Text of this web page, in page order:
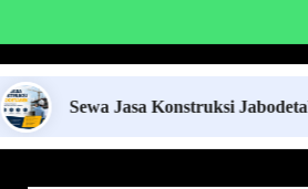
Sewa Jasa Konstruksi Jabodetabek